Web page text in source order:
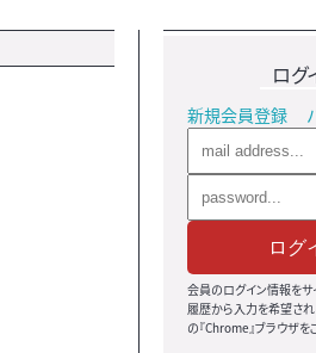
ログ
新規会員登録
ログ
会員のログイン情報を
履歴から入力を希望さ
の『Chrome』ブラウザを